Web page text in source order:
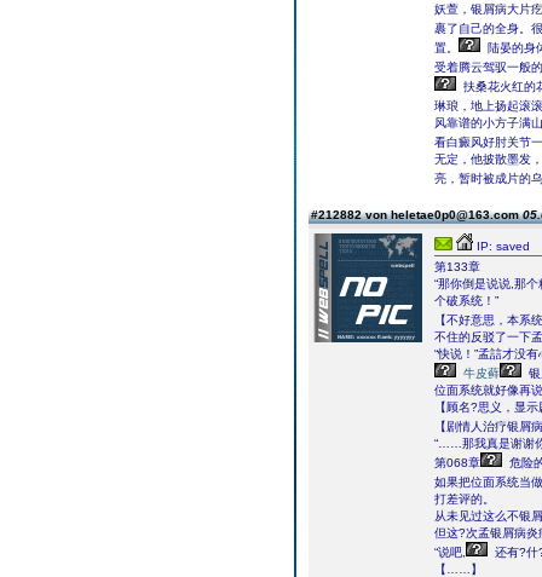
妖萱，银屑病大片
裹了自己的全身。
置。
陆晏的身
受着腾云驾驭一般
扶桑花火红的
琳琅，地上扬起滚
风靠谱的小方子满
看白癜风好肘关节
无定，他披散墨发
亮，暂时被成片的
#212882 von heletae0p0@163.com
IP: saved
第133章
“那你倒是说说,那
个破系统！”
【不好意思，本系
不住的反驳了一下
“快说！”孟誩才没
牛皮藓
位面系统就好像再
【顾名?思义，显
【剧情人治疗银屑病
“……那我真是谢谢
第068章
危险
如果把位面系统当
打差评的。
从未见过这么不银
但这?次孟银屑病
“说吧,
还有?什
【……】